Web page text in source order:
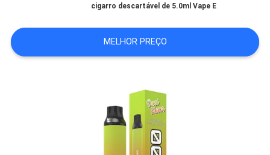
cigarro descartável de 5.0ml Vape E
MELHOR PREÇO